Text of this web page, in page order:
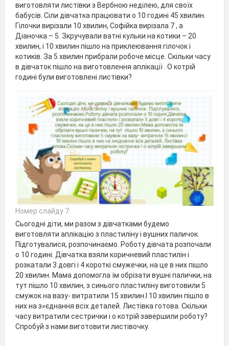
виготовляти листівки з Вербною неділею, для своїх
бабусів. Сіли дівчатка працювати о 10 годині 45 хвилин.
Гілочки вирізали 10 хвилин, Софійка вирізала 7 , а
Діаночка – 5. Зкручували ватні кульки на котики – 20
хвилин, і 10 хвилин пішло на приклеювання гілочок і
котиків. За 5 хвилин прибрали робоче місце. Скільки часу
в дівчаток пішло на виготовлення аплікації . О котрій
годині були виготовлені листівки?
Номер слайду 7
Сьогодні діти, ми разом з дівчатками будемо
виготовляти аплікацію з пластиліну і вушних паличок.
Підготувалися, розпочинаємо. Роботу дівчата розпочали
о 10 годині. Дівчатка взяли коричневий пластилін і
розкатали 3 довгі і 4 короткі смужечки, на це в них пішло
20 хвилин. Мама допомогла їм обрізати вушні палички, на
тут пішло 10 хвилин, з синього пластиліну виготовили 5
смужок на вазу- витратили 15 хвилин.І 10 хвилин пішло в
них на з»єднання всіх деталей. Листівка готова. Скільки
часу витратили сестрички і о котрій завершили роботу?
Спробуй з нами виготовити листівочку.